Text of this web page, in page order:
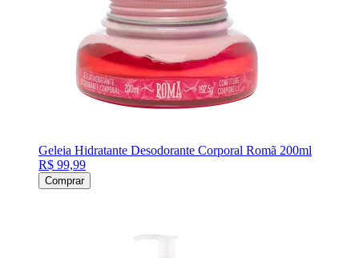
Geleia Hidratante Desodorante Corporal Romã 200ml
R$ 99,99
Comprar